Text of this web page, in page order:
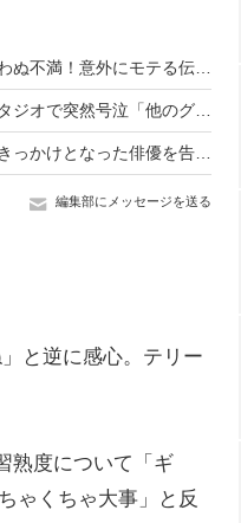
編集部にメッセージを送る
と逆に感心。テリー
熟度について「ギ
ゃくちゃ大事」と反